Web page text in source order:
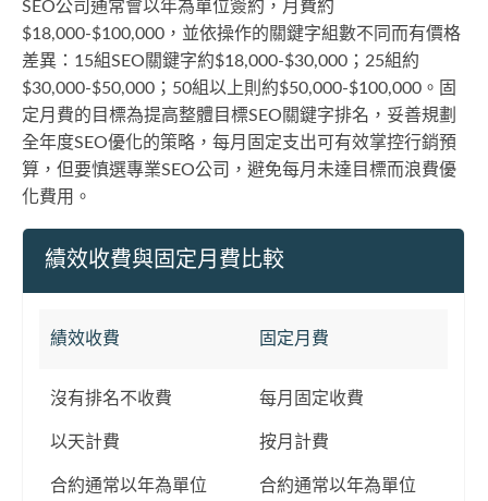
SEO公司通常會以年為單位簽約，月費約
$18,000-$100,000，並依操作的關鍵字組數不同而有價格
差異：15組SEO關鍵字約$18,000-$30,000；25組約
$30,000-$50,000；50組以上則約$50,000-$100,000。固
定月費的目標為提高整體目標SEO關鍵字排名，妥善規劃
全年度SEO優化的策略，每月固定支出可有效掌控行銷預
算，但要慎選專業SEO公司，避免每月未達目標而浪費優
化費用。
績效收費與固定月費比較
績效收費 固定月費
沒有排名不收費 每月固定收費
以天計費 按月計費
合約通常以年為單位 合約通常以年為單位